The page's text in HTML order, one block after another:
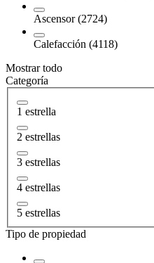
Ascensor (2724)
Calefacción (4118)
Mostrar todo
Categoría
1 estrella
2 estrellas
3 estrellas
4 estrellas
5 estrellas
Tipo de propiedad